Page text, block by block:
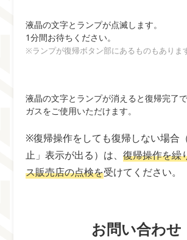
液晶の文字とランプが点滅します。
1分間お待ちください。
※ランプが復帰ボタン部にあるものもありま
液晶の文字とランプが消えると復帰完了で
ガスをご使用いただけます。
※復帰操作をしても復帰しない場合
止」表示が出る）は、復帰操作を繰
ス販売店の点検を受けてください。
お問い合わせ